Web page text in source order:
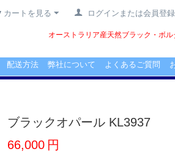
ログインまたは会員登録
カートを見る
オーストラリア産天然ブラック・ボ
配送方法 弊社について よくあるご質問
ブラックオパール KL3937
66,000 円